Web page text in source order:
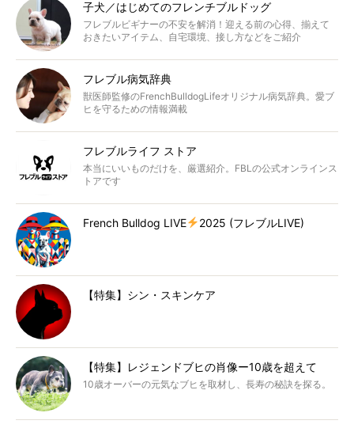
子犬／はじめてのフレンチブルドッグ
フレブルビギナーの不安を解消！迎える前の心得、揃えて
おきたいアイテム、自宅環境、接し方などをご紹介
フレブル病気辞典
獣医師監修のFrenchBulldogLifeオリジナル病気辞典。愛ブ
ヒを守るための情報満載
フレブルライフ ストア
本当にいいものだけを、厳選紹介。FBLの公式オンラインス
トアです
French Bulldog LIVE 2025 (フレブルLIVE)
【特集】シン・スキンケア
【特集】レジェンドブヒの肖像ー10歳を超えて
10歳オーバーの元気なブヒを取材し、長寿の秘訣を探る。